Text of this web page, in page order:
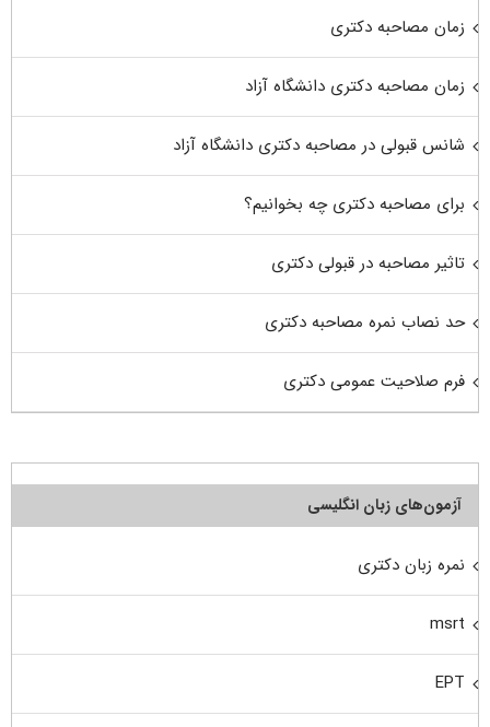
زمان مصاحبه دکتری
زمان مصاحبه دکتری دانشگاه آزاد
شانس قبولی در مصاحبه دکتری دانشگاه آزاد
برای مصاحبه دکتری چه بخوانیم؟
تاثیر مصاحبه در قبولی دکتری
حد نصاب نمره مصاحبه دکتری
فرم صلاحیت عمومی دکتری
آزمون‌های زبان انگلیسی
نمره زبان دکتری
msrt
EPT